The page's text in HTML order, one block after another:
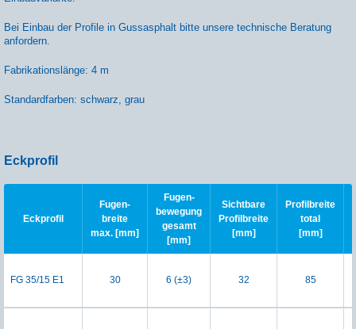
Bei Einbau der Profile in Gussasphalt bitte unsere technische Beratung
anfordern.
Fabrikationslänge: 4 m
Standardfarben: schwarz, grau
Eckprofil
Eckprofil
Fugen-
breite
max. [mm]
Fugen-
bewegung
gesamt
[mm]
Sichtbare
Profilbreite
[mm]
Profilbreite
total
[mm]
FG 35/15 E1 30 6 (±3) 32 85